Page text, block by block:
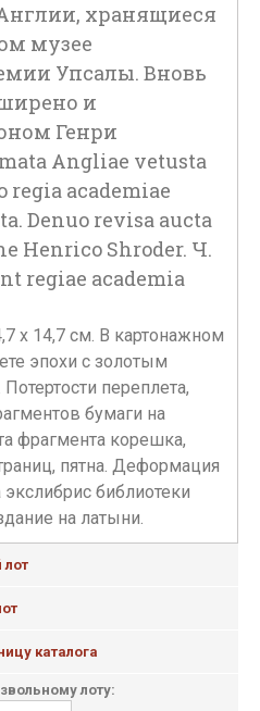
хранящиеся
музее
Упсалы. Вновь
и
Генри
Angliae vetusta
regia academiae
Denuo revisa aucta
Henrico Shroder. Ч.
regiae academia
х 14,7 см. В картонажном
эпохи с золотым
переплета,
бумаги на
фрагмента корешка,
пятна. Деформация
библиотеки
на латыни.
каталога
лоту: